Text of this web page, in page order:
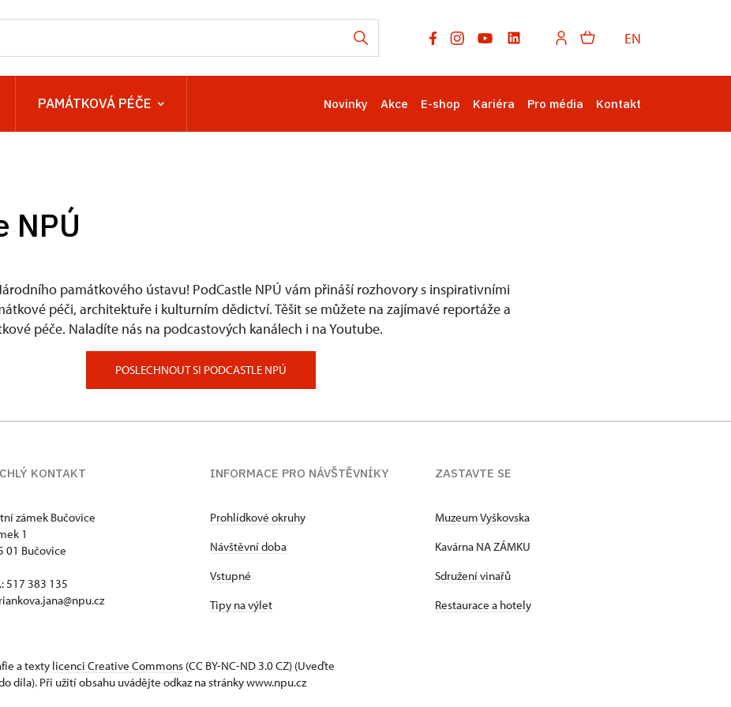
EN
PAMÁTKOVÁ PÉČE Novinky Akce E-shop Kariéra Pro média Kontakt
NPÚ
památkového ústavu! PodCastle NPÚ vám přináší rozhovory s inspirativními
péči, architektuře i kulturním dědictví. Těšit se můžete na zajímavé reportáže a
péče. Naladíte nás na podcastových kanálech i na Youtube.
POSLECHNOUT SI PODCASTLE NPÚ
KONTAKT
zámek Bučovice
1
01 Bučovice
517 383 135
INFORMACE PRO NÁVŠTĚVNÍKY
Prohlídkové okruhy
Návštěvní doba
Vstupné
Tipy na výlet
ZASTAVTE SE
Muzeum Vyškovska
Kavárna NA ZÁMKU
Sdružení vinařů
Restaurace a hotely
a texty licenci Creative Commons (CC BY-NC-ND 3.0 CZ) (Uveďte
díla). Při užití obsahu uvádějte odkaz na stránky www.npu.cz